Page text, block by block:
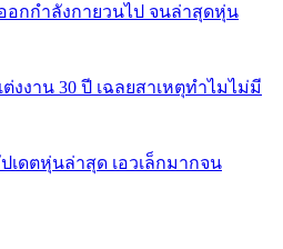
อกกำลังกายวนไป จนล่าสุดหุ่น
งงาน 30 ปี เฉลยสาเหตุทำไมไม่มี
ดตหุ่นล่าสุด เอวเล็กมากจน